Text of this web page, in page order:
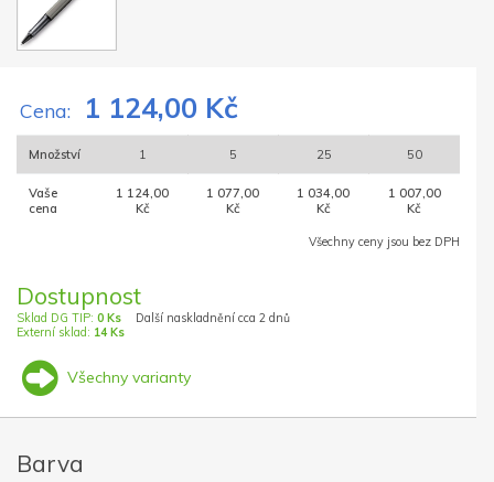
Cena: 1 124,00 Kč
Množství 1 5 25 50
Vaše
cena
1 124,00
Kč
1 077,00
Kč
1 034,00
Kč
1 007,00
Kč
Všechny ceny jsou bez DPH
Dostupnost
Sklad DG TIP: 0 Ks
Externí sklad: 14 Ks
Další naskladnění cca 2 dnů
Všechny varianty
Barva